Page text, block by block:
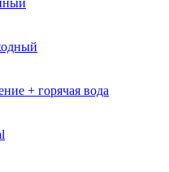
+ горячая вода